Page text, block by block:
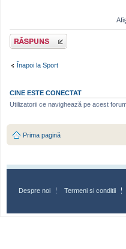
Scrie un răspuns
Înapoi la Sport
CINE ESTE CONECTAT
Utilizatorii ce navighează pe acest
Prima pagină
Despre noi Termeni si conditii